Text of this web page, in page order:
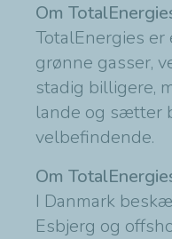
Om
TotalEnergies
grønne gasser,
stadig billigere,
lande og sætter
velbefindende.
Om
I Danmark
Esbjerg og